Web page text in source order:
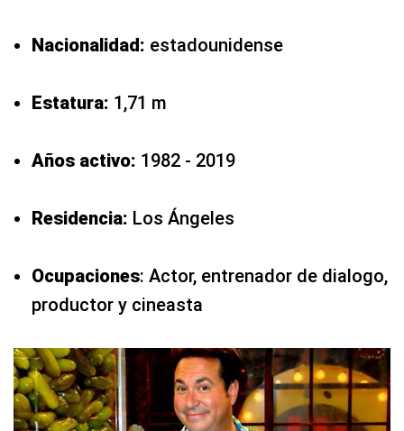
Nacionalidad: estadounidense
Estatura: 1,71 m
Años activo: 1982 - 2019
Residencia: Los Ángeles
Ocupaciones: Actor, entrenador de dialogo,
productor y cineasta